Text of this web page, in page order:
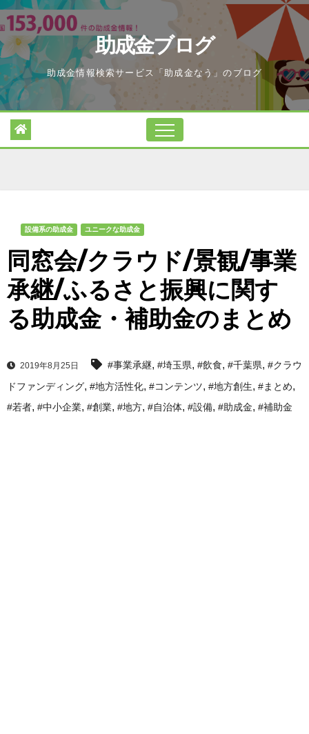
Skip
to
content
助成金ブログ
助成金情報検索サービス「助成金なう」のブログ
設備系の助成金 ユニークな助成金
同窓会/クラウド/景観/事業
承継/ふるさと振興に関す
る助成金・補助金のまとめ
2019年8月25日 #事業承継, #埼玉県, #飲食, #千葉県, #クラウ
ドファンディング, #地方活性化, #コンテンツ, #地方創生, #まとめ,
#若者, #中小企業, #創業, #地方, #自治体, #設備, #助成金, #補助金